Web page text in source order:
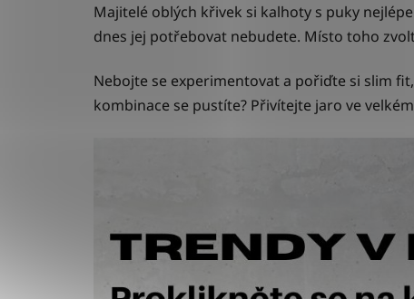
Majitelé oblých křivek si kalhoty s puky
dnes jej potřebovat nebudete. Místo toho
Nebojte se experimentovat a pořiďte si slim
kombinace se pustíte? Přivítejte jaro ve